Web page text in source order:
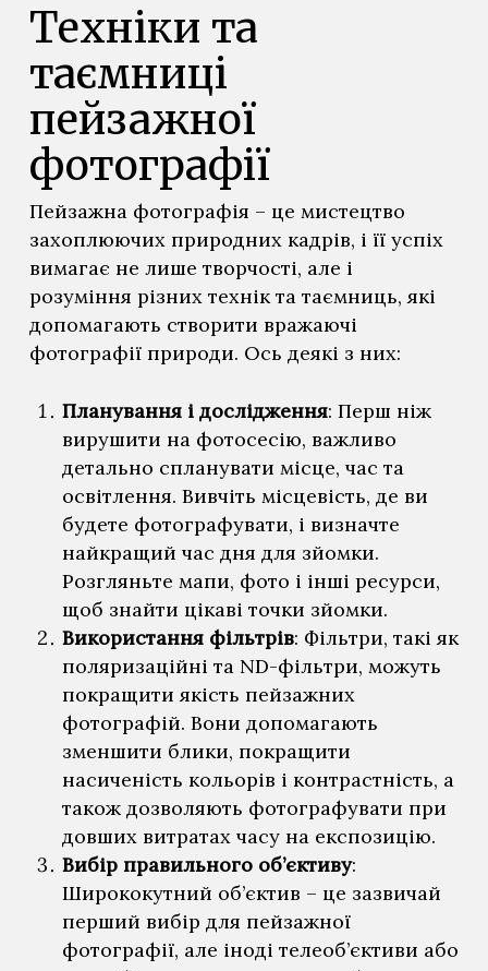
Техніки та
таємниці
пейзажної
фотографії
Пейзажна фотографія – це мистецтво
захоплюючих природних кадрів, і її успіх
вимагає не лише творчості, але і
розуміння різних технік та таємниць, які
допомагають створити вражаючі
фотографії природи. Ось деякі з них:
Планування і дослідження: Перш ніж
вирушити на фотосесію, важливо
детально спланувати місце, час та
освітлення. Вивчіть місцевість, де ви
будете фотографувати, і визначте
найкращий час дня для зйомки.
Розгляньте мапи, фото і інші ресурси,
щоб знайти цікаві точки зйомки.
Використання фільтрів: Фільтри, такі як
поляризаційні та ND-фільтри, можуть
покращити якість пейзажних
фотографій. Вони допомагають
зменшити блики, покращити
насиченість кольорів і контрастність, а
також дозволяють фотографувати при
довших витратах часу на експозицію.
Вибір правильного об’єктиву:
Ширококутний об’єктив – це зазвичай
перший вибір для пейзажної
фотографії, але іноді телеоб’єктиви або